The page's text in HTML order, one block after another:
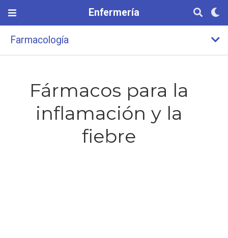
Enfermería
Farmacología
Fármacos para la
inflamación y la
fiebre